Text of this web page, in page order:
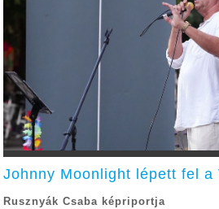
Johnny Moonlight lépett fel a
Rusznyák Csaba képriportja